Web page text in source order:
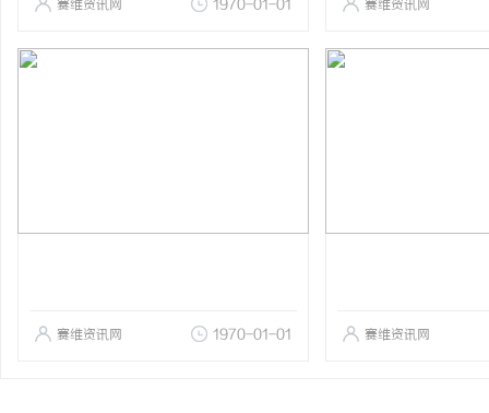
赛维资讯网 1970-01-01 赛维资讯网
赛维资讯网 1970-01-01 赛维资讯网